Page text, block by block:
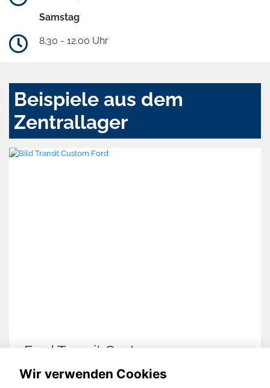
Samstag
8.30 - 12.00 Uhr
Beispiele aus dem
Zentrallager
Ford Transit Custom
Wir verwenden Cookies